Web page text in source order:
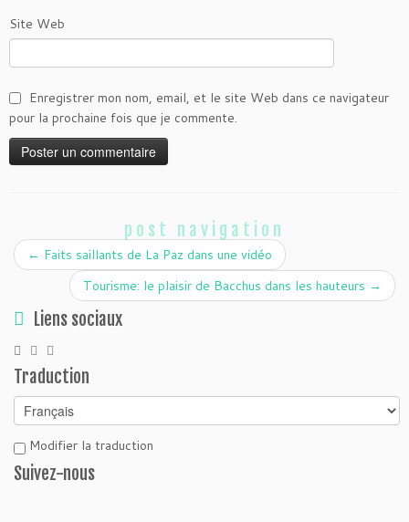
Site Web
Enregistrer mon nom, email, et le site Web dans ce navigateur
pour la prochaine fois que je commente.
post navigation
← Faits saillants de La Paz dans une vidéo
Tourisme: le plaisir de Bacchus dans les hauteurs →
Liens sociaux
Traduction
Modifier la traduction
Suivez-nous